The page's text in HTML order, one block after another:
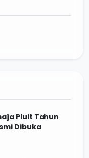
Pluit Tahun
Dibuka